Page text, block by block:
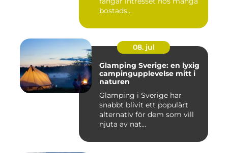
bostads...
08. jul
Glamping Sverige: en lyxig
campingupplevelse mitt i
naturen
Glamping i Sverige har
snabbt blivit ett populärt
alternativ för dem som vill
njuta av nat...